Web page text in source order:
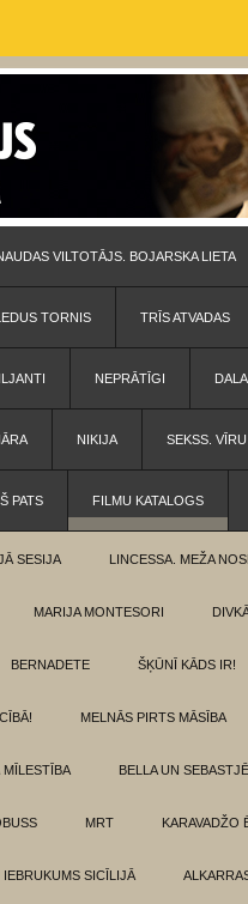
VILTOTĀJS. BOJARSKA LIETA
TORNIS TRĪS ATVADAS
NEPRĀTĪGI
NIKIJA SEKSS.
PATS FILMU KATALOGS
SESIJA LINCESSA. MEŽA
MARIJA MONTESORI
BERNADETE ŠĶŪNĪ KĀDS IR!
MELNĀS PIRTS MĀSĪBA
MĪLESTĪBA BELLA UN
MRT KARAVADŽO
IEBRUKUMS SICĪLIJĀ